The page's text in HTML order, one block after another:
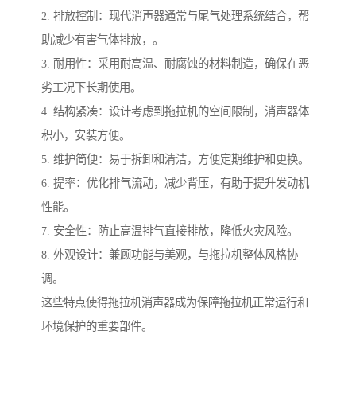
2. 排放控制：现代消声器通常与尾气处理系统结合，帮
助减少有害气体排放，。
3. 耐用性：采用耐高温、耐腐蚀的材料制造，确保在恶
劣工况下长期使用。
4. 结构紧凑：设计考虑到拖拉机的空间限制，消声器体
积小，安装方便。
5. 维护简便：易于拆卸和清洁，方便定期维护和更换。
6. 提率：优化排气流动，减少背压，有助于提升发动机
性能。
7. 安全性：防止高温排气直接排放，降低火灾风险。
8. 外观设计：兼顾功能与美观，与拖拉机整体风格协
调。
这些特点使得拖拉机消声器成为保障拖拉机正常运行和
环境保护的重要部件。